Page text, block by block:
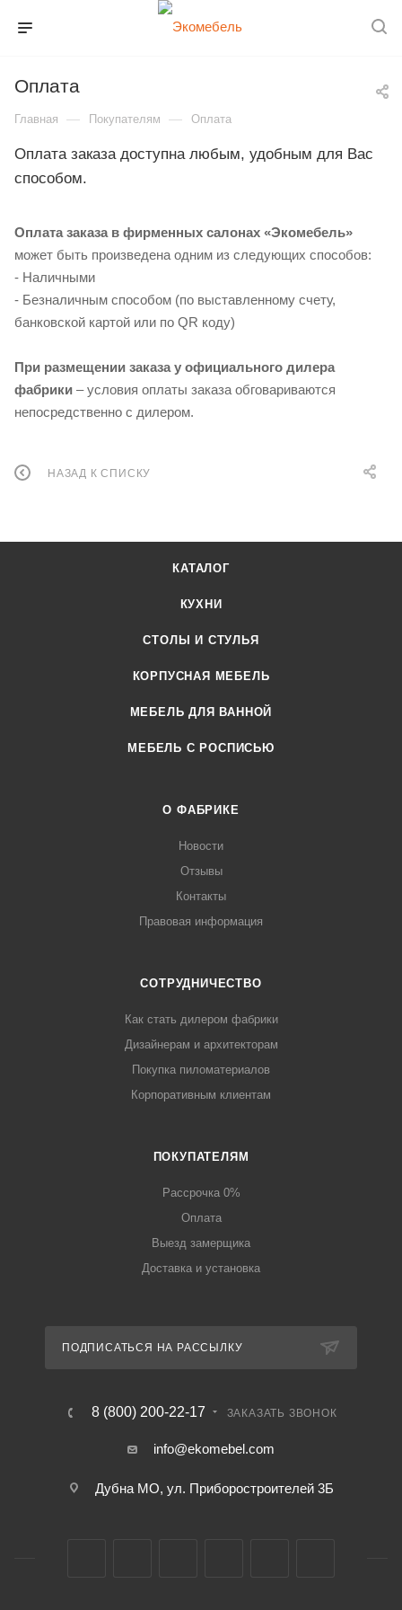
Оплата
Главная — Покупателям — Оплата
Оплата заказа доступна любым, удобным для Вас
способом.
Оплата заказа в фирменных салонах «Экомебель»
может быть произведена одним из следующих способов:
- Наличными
- Безналичным способом (по выставленному счету,
банковской картой или по QR коду)
При размещении заказа у официального дилера
фабрики – условия оплаты заказа обговариваются
непосредственно с дилером.
НАЗАД К СПИСКУ
КАТАЛОГ
КУХНИ
СТОЛЫ И СТУЛЬЯ
КОРПУСНАЯ МЕБЕЛЬ
МЕБЕЛЬ ДЛЯ ВАННОЙ
МЕБЕЛЬ С РОСПИСЬЮ
О ФАБРИКЕ
Новости
Отзывы
Контакты
Правовая информация
СОТРУДНИЧЕСТВО
Как стать дилером фабрики
Дизайнерам и архитекторам
Покупка пиломатериалов
Корпоративным клиентам
ПОКУПАТЕЛЯМ
Рассрочка 0%
Оплата
Выезд замерщика
Доставка и установка
ПОДПИСАТЬСЯ НА РАССЫЛКУ
8 (800) 200-22-17 ЗАКАЗАТЬ ЗВОНОК
info@ekomebel.com
Дубна МО, ул. Приборостроителей 3Б